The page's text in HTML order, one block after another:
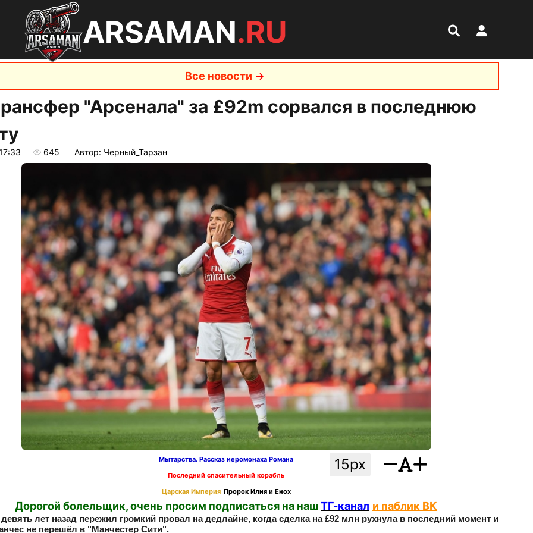
ARSAMAN.RU
Все новости
"Арсенала" за £92m сорвался в последнюю
645 Автор: Черный_Тарзан
15px
Мытарства. Рассказ иеромонаха Романа
Последний спасительный корабль
Царская Империя Пророк Илия и Енох
Дорогой болельщик, очень просим подписаться на нашТГ-канал и паблик ВК
лет назад пережил громкий провал на дедлайне, когда сделка на £92 млн рухнула в последний момент и
не перешёл в "Манчестер Сити".